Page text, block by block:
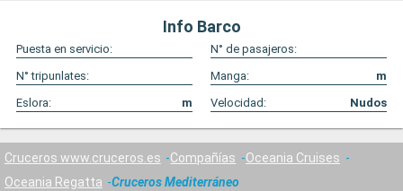
Info Barco
Puesta en servicio:
N° de pasajeros:
N° tripunlates:
Manga:
m
Eslora:
m Velocidad: Nudos
Cruceros www.cruceros.es Compañías
Oceania Cruises
Oceania Regatta
Cruceros Mediterráneo